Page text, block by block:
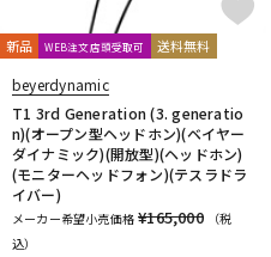
新品 WEB注文店頭受取可 送料無料
beyerdynamic
T1 3rd Generation (3. generatio
n)(オープン型ヘッドホン)(ベイヤー
ダイナミック)(開放型)(ヘッドホン)
(モニターヘッドフォン)(テスラドラ
イバー)
メーカー希望小売価格 ¥165,000
（税
込）